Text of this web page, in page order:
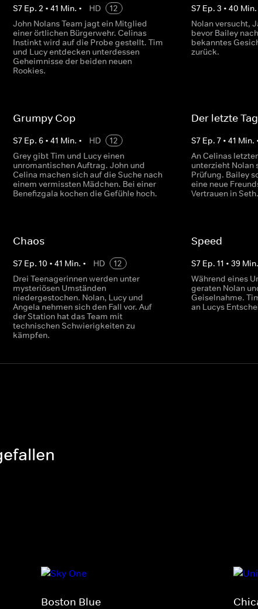
S7 Ep.2 •41 Min. • HD
12
John Nolans Team jagt ein Mitglied
einer örtlichen Bürgerwehr. Celinas
Instinkt wird auf die Probe gestellt. Tim
und Lucy entdecken unterdessen
Geheimnisse der beiden neuen
Rookies.
S7 Ep. 3 • 40 Min.
Nolan versucht,
bevor Bailey
bekanntes
zurück.
Grumpy Cop
S7 Ep.6 •41 Min. • HD
12
Grey gibt Tim und Lucy einen
unromantischen Auftrag. John und
Celina machen sich auf die Suche nach
einem vermissten Mädchen. Bei einer
Benefizgala kochen die Gefühle hoch.
Der letzte Tag
S7 Ep. 7• 41 Min.
An Celinas
unterzieht Nolan
Prüfung. Bailey
eine neue
Vertrauen in Seth.
Chaos
S7 Ep.10 •41 Min. • HD
12
Drei Teenagerinnen werden unter
mysteriösen Umständen
niedergestochen. Nolan, Lucy und
Angela nehmen sich den Fall vor. Auf
der Station hat das Team mit
technischen Schwierigkeiten zu
kämpfen.
Speed
S7 Ep. 11 • 39Min.
Während eines
geraten Nolan
Geiselnahme.
an Lucys
Boston Blue